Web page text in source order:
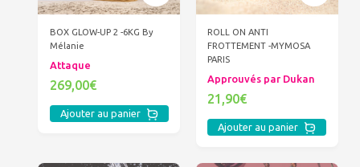
BOX GLOW-UP 2 -6KG By
Mélanie
Attaque
269,00€
Ajouter au panier
ROLL ON ANTI
FROTTEMENT -MYMOSA
PARIS
Approuvés par Dukan
21,90€
Ajouter au panier